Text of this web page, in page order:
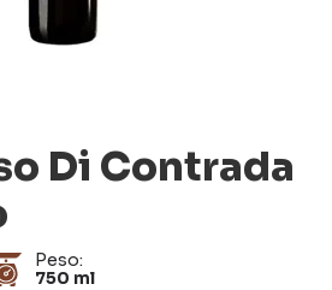
Di Contrada
Peso:
750 ml